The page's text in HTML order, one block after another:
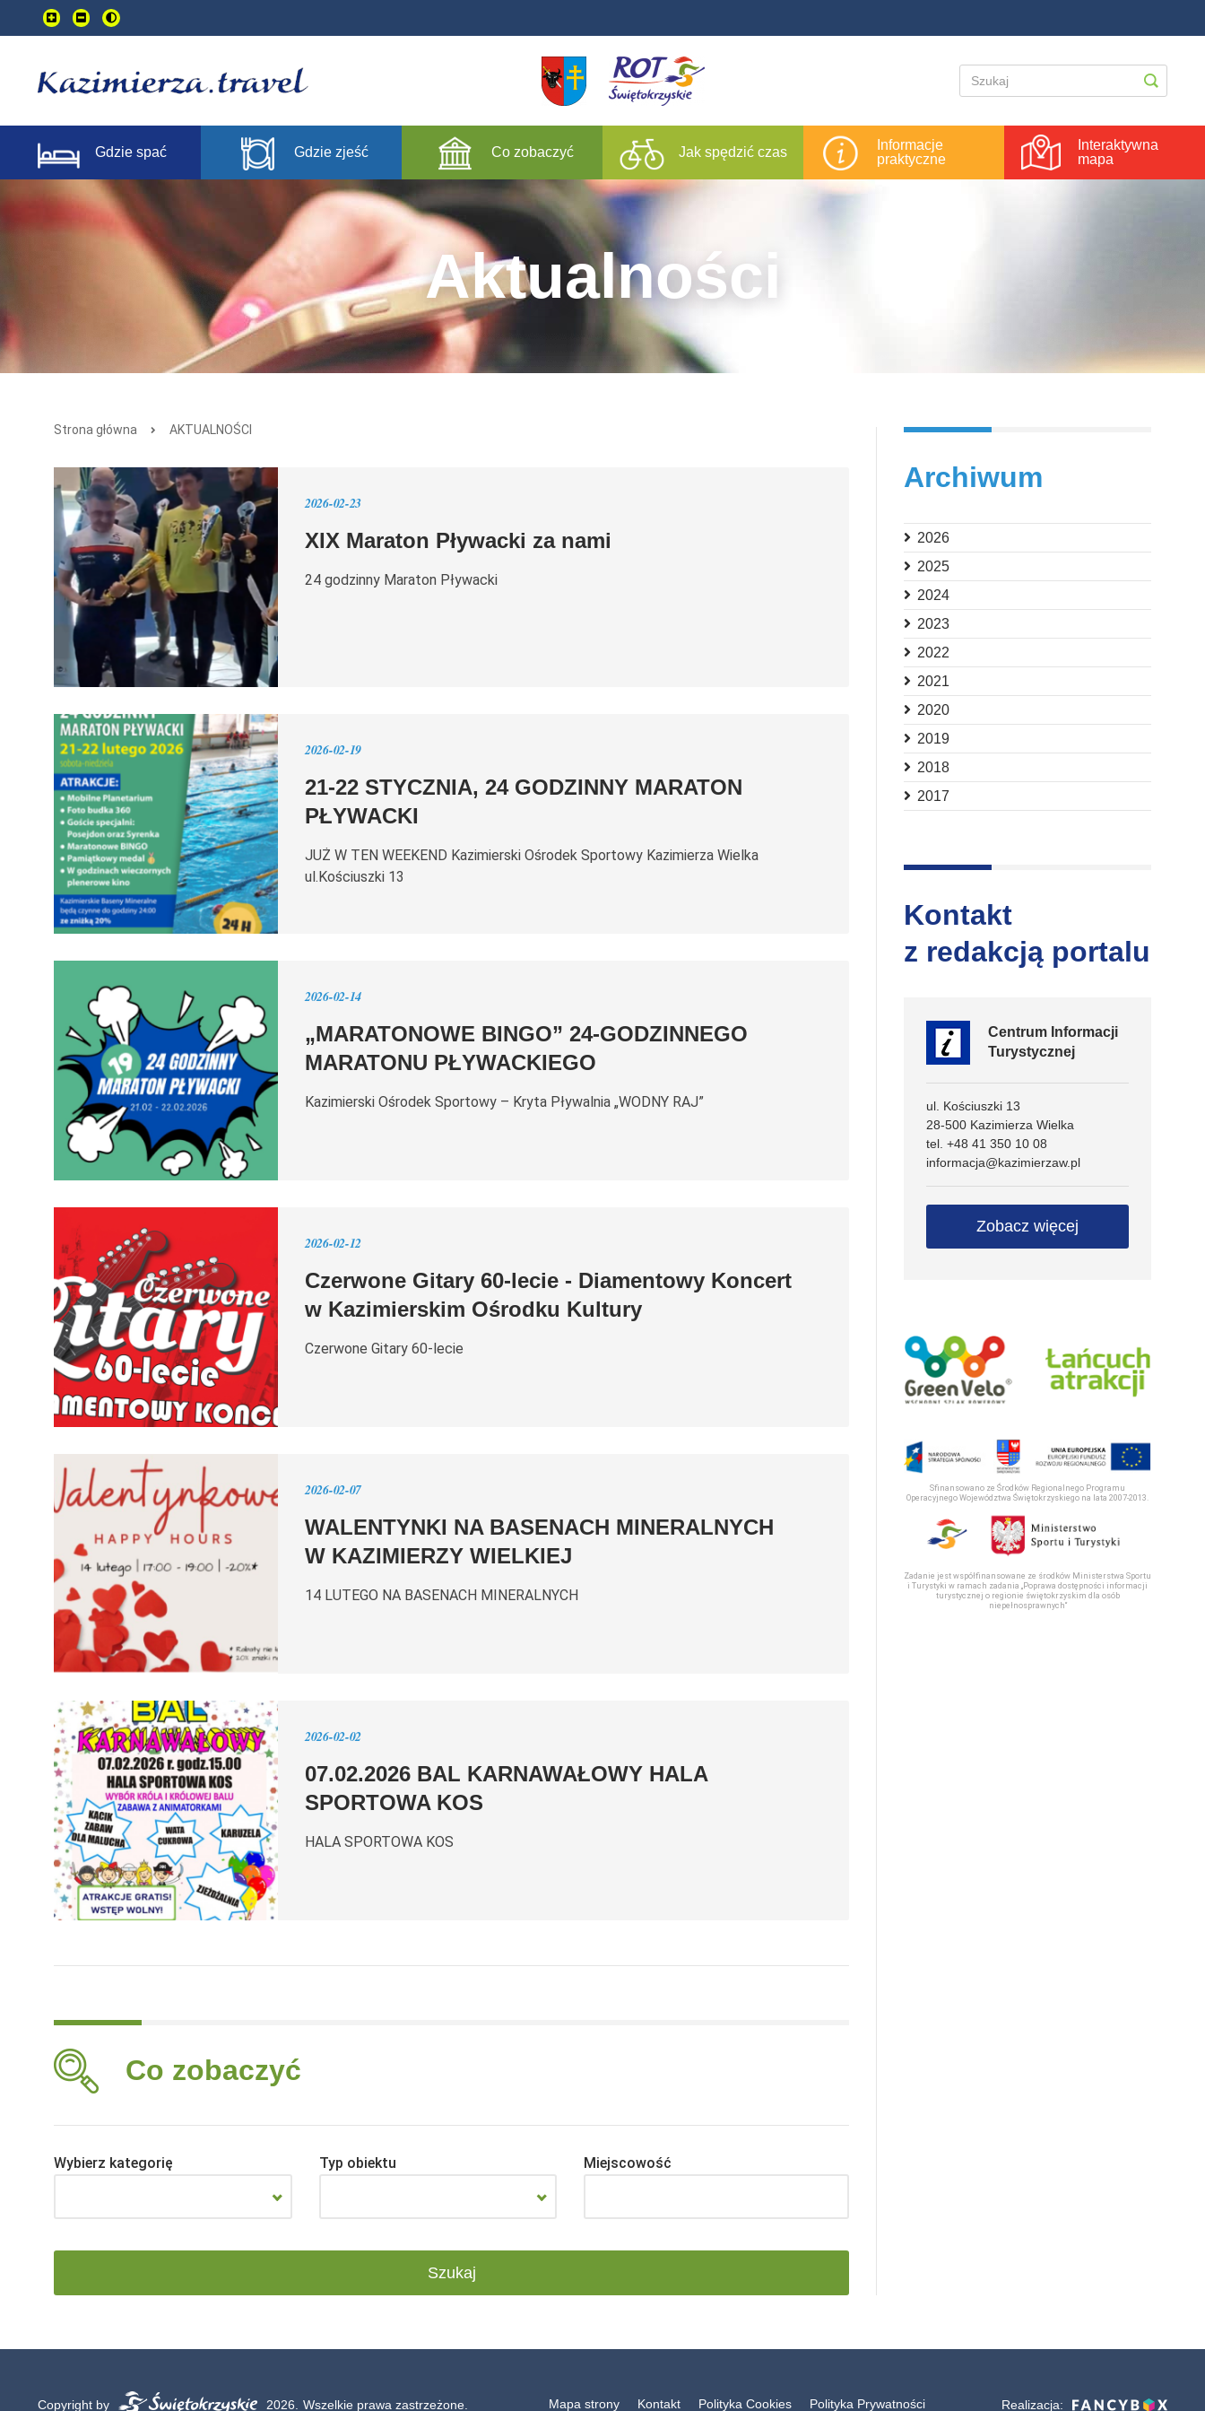
Przejdź
do
treści
głownej
Gdzie spać Gdzie zjeść Co zobaczyć Jak spędzić czas
Informacje
praktyczne
Interaktywna
mapa
Aktualności
Strona główna AKTUALNOŚCI
2026-02-23
XIX Maraton Pływacki za nami
24 godzinny Maraton Pływacki
2026-02-19
21-22 STYCZNIA, 24 GODZINNY MARATON
PŁYWACKI
JUŻ W TEN WEEKEND Kazimierski Ośrodek Sportowy Kazimierza Wielka
ul.Kościuszki 13
2026-02-14
„MARATONOWE BINGO” 24-GODZINNEGO
MARATONU PŁYWACKIEGO
Kazimierski Ośrodek Sportowy – Kryta Pływalnia „WODNY RAJ”
2026-02-12
Czerwone Gitary 60-lecie - Diamentowy Koncert
w Kazimierskim Ośrodku Kultury
Czerwone Gitary 60-lecie
2026-02-07
WALENTYNKI NA BASENACH MINERALNYCH
W KAZIMIERZY WIELKIEJ
14 LUTEGO NA BASENACH MINERALNYCH
2026-02-02
07.02.2026 BAL KARNAWAŁOWY HALA
SPORTOWA KOS
HALA SPORTOWA KOS
Co zobaczyć
Wybierz kategorię Typ obiektu Miejscowość
Archiwum
2026
2025
2024
2023
2022
2021
2020
2019
2018
2017
Kontakt
z redakcją portalu
Centrum Informacji
Turystycznej
ul. Kościuszki 13
28-500 Kazimierza Wielka
tel. +48 41 350 10 08
informacja@kazimierzaw.pl
Zobacz więcej
Sfinansowano ze Środków Regionalnego Programu
Operacyjnego Województwa Świętokrzyskiego na lata 2007-2013.
Zadanie jest współfinansowane ze środków Ministerstwa Sportu
i Turystyki w ramach zadania „Poprawa dostępności informacji
turystycznej o regionie świętokrzyskim dla osób
niepełnosprawnych“
Copyright by 2026. Wszelkie prawa zastrzeżone. Mapa strony Kontakt Polityka Cookies Polityka Prywatności Realizacja: